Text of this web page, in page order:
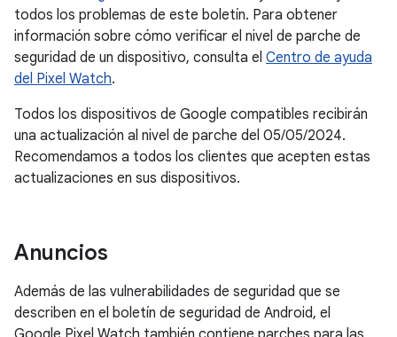
todos los problemas de este boletín. Para obtener
información sobre cómo verificar el nivel de parche de
seguridad de un dispositivo, consulta el Centro de ayuda
del Pixel Watch.
Todos los dispositivos de Google compatibles recibirán
una actualización al nivel de parche del 05/05/2024.
Recomendamos a todos los clientes que acepten estas
actualizaciones en sus dispositivos.
Anuncios
Además de las vulnerabilidades de seguridad que se
describen en el boletín de seguridad de Android, el